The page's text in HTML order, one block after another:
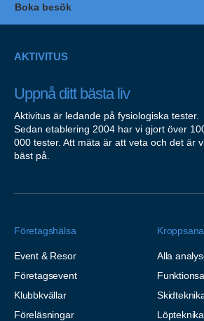
Boka besök
AKTIVITUS
Uppnå ditt bästa liv
Aktivitus är ledande på fysiologiska tester.
Sedan etablering 2004 har vi gjort över
000 tester. Att mäta är att veta och det är
bäst på.
Företagshälsa
Event & Resor
Företagsevent
Klubbkvällar
Föreläsningar
Alla